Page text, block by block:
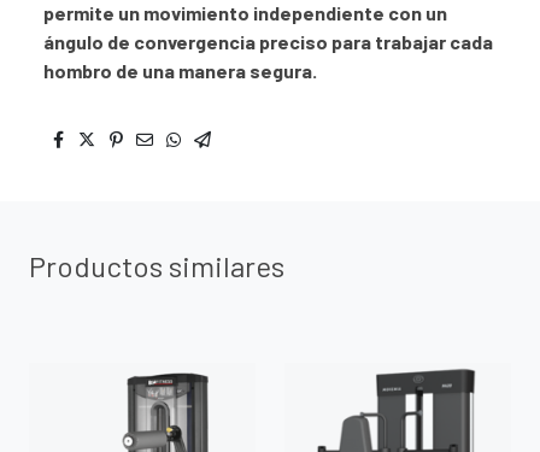
permite un movimiento independiente con un
ángulo de convergencia preciso para trabajar cada
hombro de una manera segura.
Productos similares